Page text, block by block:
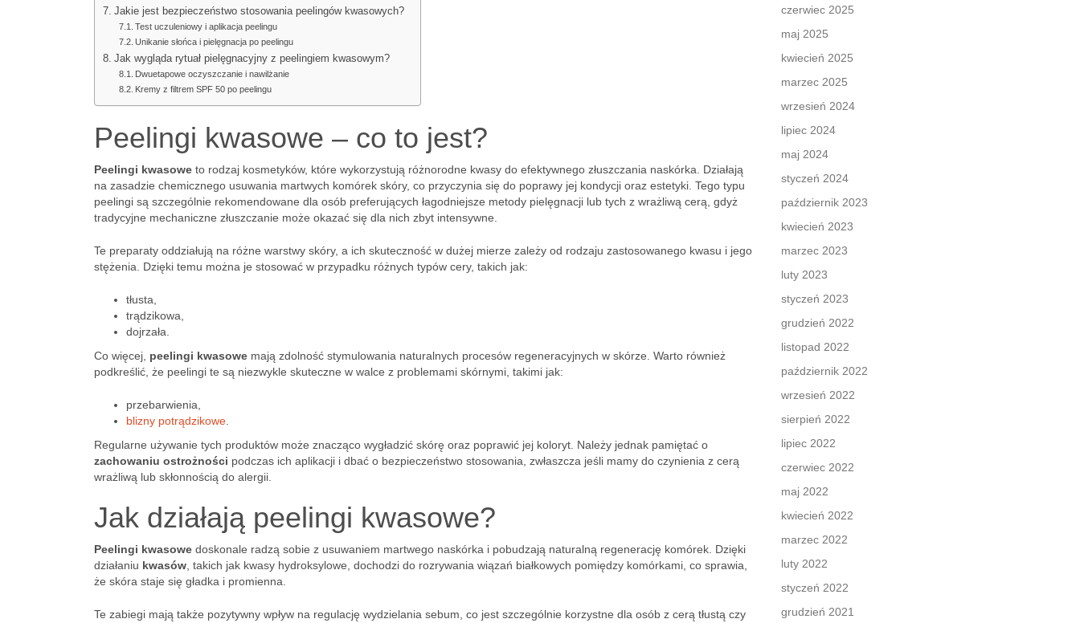
Jakie jest bezpieczeństwo stosowania peelingów kwasowych?
Test uczuleniowy i aplikacja peelingu
Unikanie słońca i pielęgnacja po peelingu
Jak wygląda rytuał pielęgnacyjny z peelingiem kwasowym?
Dwuetapowe oczyszczanie i nawilżanie
Kremy z filtrem SPF 50 po peelingu
Peelingi kwasowe – co to jest?
Peelingi kwasowe to rodzaj kosmetyków, które wykorzystują różnorodne kwasy do efektywnego złuszczania naskórka. Działają
na zasadzie chemicznego usuwania martwych komórek skóry, co przyczynia się do poprawy jej kondycji oraz estetyki. Tego typu
peelingi są szczególnie rekomendowane dla osób preferujących łagodniejsze metody pielęgnacji lub tych z wrażliwą cerą, gdyż
tradycyjne mechaniczne złuszczanie może okazać się dla nich zbyt intensywne.
Te preparaty oddziałują na różne warstwy skóry, a ich skuteczność w dużej mierze zależy od rodzaju zastosowanego kwasu i jego
stężenia. Dzięki temu można je stosować w przypadku różnych typów cery, takich jak:
tłusta,
trądzikowa,
dojrzała.
Co więcej, peelingi kwasowe mają zdolność stymulowania naturalnych procesów regeneracyjnych w skórze. Warto również
podkreślić, że peelingi te są niezwykle skuteczne w walce z problemami skórnymi, takimi jak:
przebarwienia,
blizny potrądzikowe
Regularne używanie tych produktów może znacząco wygładzić skórę oraz poprawić jej koloryt. Należy jednak pamiętać o
zachowaniu ostrożności podczas ich aplikacji i dbać o bezpieczeństwo stosowania, zwłaszcza jeśli mamy do czynienia z cerą
wrażliwą lub skłonnością do alergii.
Jak działają peelingi kwasowe?
Peelingi kwasowe doskonale radzą sobie z usuwaniem martwego naskórka i pobudzają naturalną regenerację komórek. Dzięki
działaniu kwasów , takich jak kwasy hydroksylowe, dochodzi do rozrywania wiązań białkowych pomiędzy komórkami, co sprawia,
że skóra staje się gładka i promienna.
Te zabiegi mają także pozytywny wpływ na regulację wydzielania sebum, co jest szczególnie korzystne dla osób z cerą tłustą czy
czerwiec 2025
maj 2025
kwiecień 2025
marzec 2025
wrzesień 2024
lipiec 2024
maj 2024
styczeń 2024
październik 2023
kwiecień 2023
marzec 2023
luty 2023
styczeń 2023
grudzień 2022
listopad 2022
październik 2022
wrzesień 2022
sierpień 2022
lipiec 2022
czerwiec 2022
maj 2022
kwiecień 2022
marzec 2022
luty 2022
styczeń 2022
grudzień 2021